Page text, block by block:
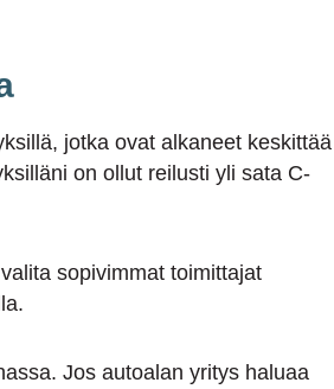
jotka ovat alkaneet keskittää
on ollut reilusti yli sata C-
sopivimmat toimittajat
Jos autoalan yritys haluaa